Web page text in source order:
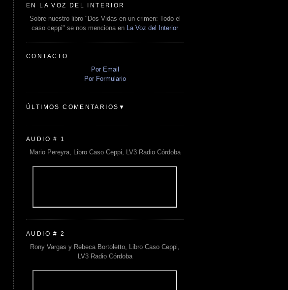
EN LA VOZ DEL INTERIOR
Sobre nuestro libro "Dos Vidas en un crimen: Todo el
caso ceppi" se nos menciona en
La Voz del Interior
CONTACTO
Por Email
Por Formulario
ÚLTIMOS COMENTARIOS▼
AUDIO # 1
Mario Pereyra, Libro Caso Ceppi, LV3 Radio Córdoba
AUDIO # 2
Rony Vargas y Rebeca Bortoletto, Libro Caso Ceppi,
LV3 Radio Córdoba